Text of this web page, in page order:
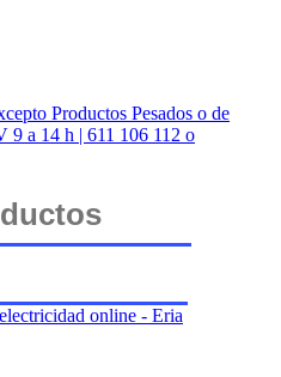
Productos Pesados o de
a 14 h | 611 106 112 o